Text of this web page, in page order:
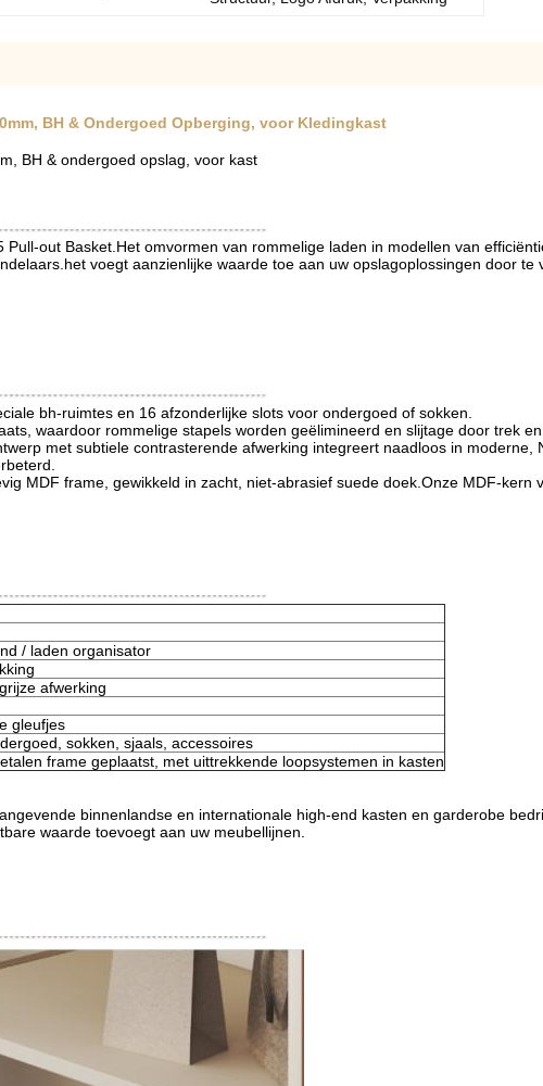
BH & Ondergoed Opberging, voor Kledingkast
BH & ondergoed opslag, voor kast
out Basket.Het omvormen van rommelige laden in modellen van
voegt aanzienlijke waarde toe aan uw opslagoplossingen door
bh-ruimtes en 16 afzonderlijke slots voor ondergoed of sokken.
waardoor rommelige stapels worden geëlimineerd en slijtage door trek
met subtiele contrasterende afwerking integreert naadloos in moderne,
MDF frame, gewikkeld in zacht, niet-abrasief suede doek.Onze MDF-kern
/ laden organisator
afwerking
gleufjes
sokken, sjaals, accessoires
frame geplaatst, met uittrekkende loopsystemen in kasten
binnenlandse en internationale high-end kasten en garderobe
waarde toevoegt aan uw meubellijnen.